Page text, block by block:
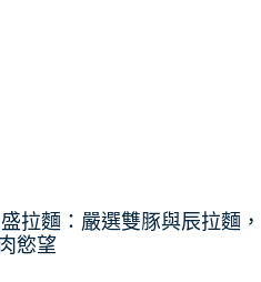
拉麵：嚴選雙豚與辰拉麵，
慾望